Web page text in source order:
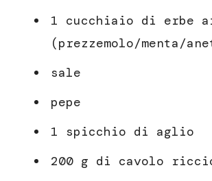
1 cucchiaio di erbe
(prezzemolo/menta/
sale
pepe
1 spicchio di aglio
200 g di cavolo